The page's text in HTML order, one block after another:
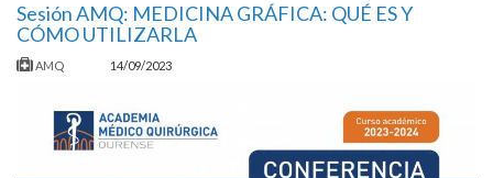
Sesión AMQ: MEDICINA GRÁFICA: QUÉ ES Y
CÓMO UTILIZARLA
AMQ 14/09/2023